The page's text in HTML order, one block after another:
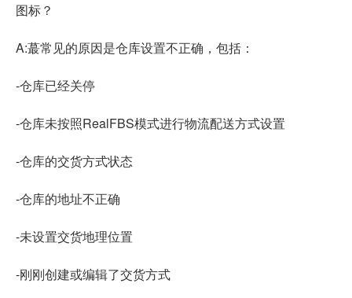
图标？
A:蕞常见的原因是仓库设置不正确，包括：
-仓库已经关停
-仓库未按照RealFBS模式进行物流配送方式设置
-仓库的交货方式状态
-仓库的地址不正确
-未设置交货地理位置
-刚刚创建或编辑了交货方式